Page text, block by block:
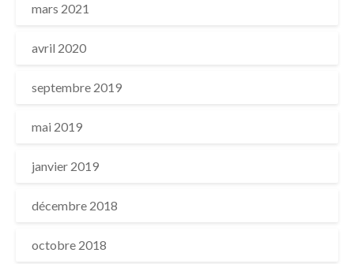
mars 2021
avril 2020
septembre 2019
mai 2019
janvier 2019
décembre 2018
octobre 2018